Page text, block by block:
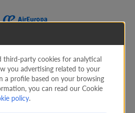
sui voli da
di Maiorca
da
third-party cookies for analytical
you advertising related to your
a profile based on your browsing
you can read our Cookie
policy.